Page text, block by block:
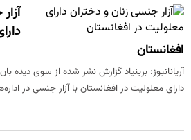
افغانستان
آریانانیوز: بربنیاد گزارش نشر شده از سوی دیده
دارای معلولیت در افغانستان با آزار جنسی در